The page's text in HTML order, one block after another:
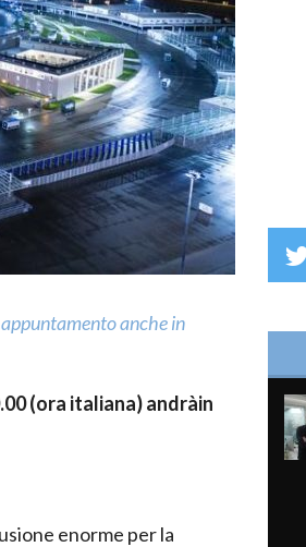
appuntamento anche in
(ora italiana) andràin
enorme per la